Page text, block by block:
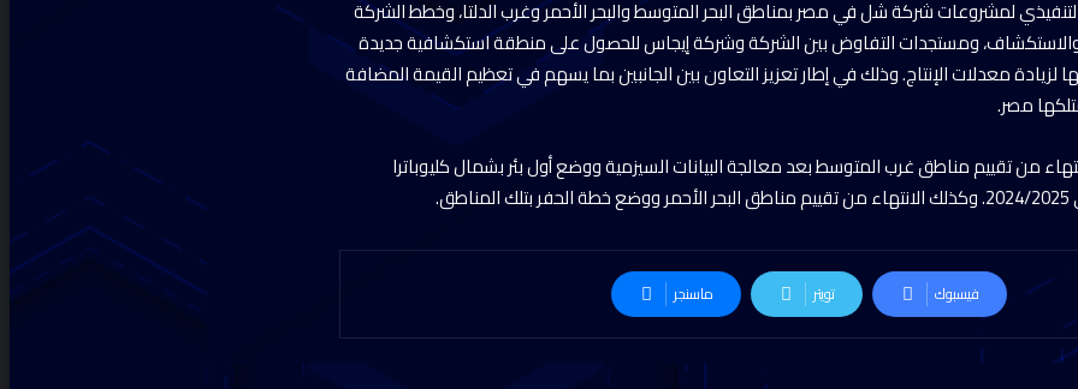
لمشروعات شركة شل في مصر بمناطق البحر المتوسط والبحر الأحمر وغرب الدلتا، وخطط الشركة
ومستجدات التفاوض بين الشركة وشركة إيجاس للحصول على منطقة استكشافية جديدة
لزيادة معدلات الإنتاج. وذلك في إطار تعزيز التعاون بين الجانبين بما يسهم في تعظيم القيمة المضافة
مصر.
من تقييم مناطق غرب المتوسط بعد معالجة البيانات السيزمية ووضع أول بئر بشمال كليوباترا
فيسبوك تويتر ماسنجر